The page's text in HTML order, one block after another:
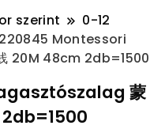
szerint
0-12
220845 Montessori
20M 48cm 2db=1500
蒙
2db=1500